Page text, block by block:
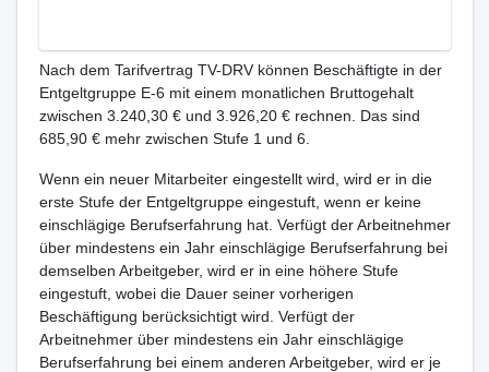
Nach dem Tarifvertrag TV-DRV können Beschäftigte in der
Entgeltgruppe E-6 mit einem monatlichen Bruttogehalt
zwischen 3.240,30 € und 3.926,20 € rechnen. Das sind
685,90 € mehr zwischen Stufe 1 und 6.
Wenn ein neuer Mitarbeiter eingestellt wird, wird er in die
erste Stufe der Entgeltgruppe eingestuft, wenn er keine
einschlägige Berufserfahrung hat. Verfügt der Arbeitnehmer
über mindestens ein Jahr einschlägige Berufserfahrung bei
demselben Arbeitgeber, wird er in eine höhere Stufe
eingestuft, wobei die Dauer seiner vorherigen
Beschäftigung berücksichtigt wird. Verfügt der
Arbeitnehmer über mindestens ein Jahr einschlägige
Berufserfahrung bei einem anderen Arbeitgeber, wird er je